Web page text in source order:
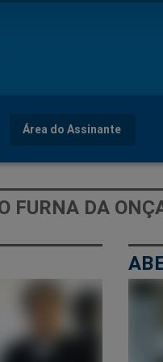
Área do Assinante
FURNA DA